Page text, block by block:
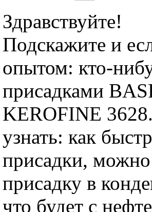
Здравствуйте!
Подскажите и
опытом: кто-
присадками
KEROFINE
узнать: как
присадки,
присадку в
что будет с